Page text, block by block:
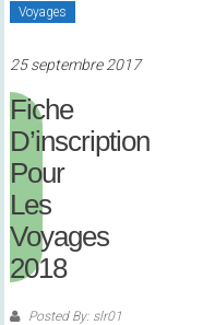
Voyages
25 septembre 2017
Fiche
D’inscription
Pour
Les
Voyages
2018
Posted By: slr01